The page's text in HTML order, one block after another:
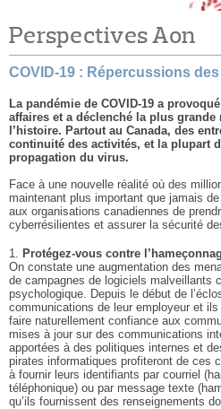
Perspectives Aon
COVID-19 : Répercussions
La pandémie de COVID-19 a
affaires et a déclenché la plus
l’histoire. Partout au Canada, des
continuité des activités, et la plupart
propagation du virus.
Face à une nouvelle réalité où des
maintenant plus important que jamais
aux organisations canadiennes de
cyberrésilientes et assurer la sécurité
Protégez-vous contre
On constate une augmentation des
de campagnes de logiciels malveillants
psychologique. Depuis le début de
communications de leur employeur et
faire naturellement confiance aux
mises à jour sur des communications
apportées à des politiques internes et
pirates informatiques profiteront de ces
à fournir leurs identifiants par courriel
téléphonique) ou par message texte
qu’ils fournissent des renseignements